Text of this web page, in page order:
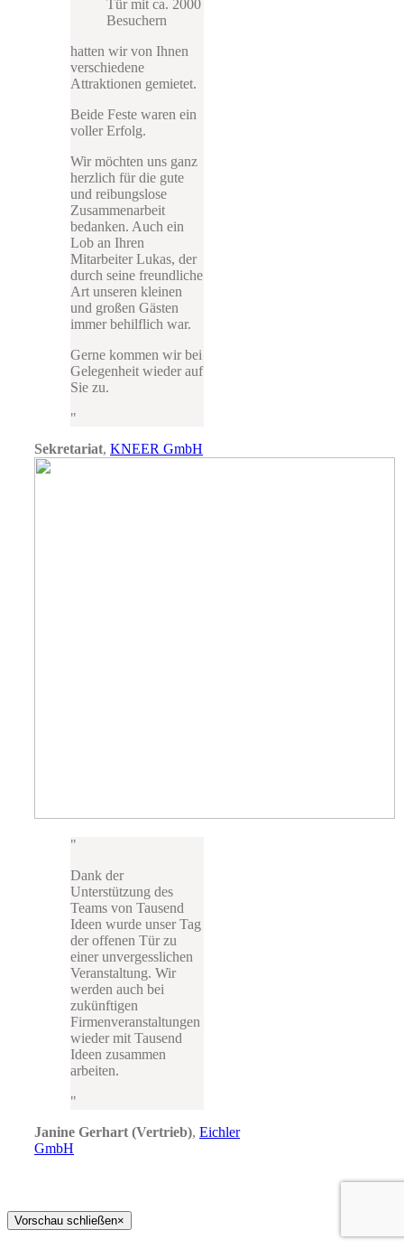
Tür mit ca. 2000
Besuchern
hatten wir von Ihnen
verschiedene
Attraktionen gemietet.
Beide Feste waren ein
voller Erfolg.
Wir möchten uns ganz
herzlich für die gute
und reibungslose
Zusammenarbeit
bedanken. Auch ein
Lob an Ihren
Mitarbeiter Lukas, der
durch seine freundliche
Art unseren kleinen
und großen Gästen
immer behilflich war.
Gerne kommen wir bei
Gelegenheit wieder auf
Sie zu.
Sekretariat, KNEER GmbH
Dank der
Unterstützung des
Teams von Tausend
Ideen wurde unser Tag
der offenen Tür zu
einer unvergesslichen
Veranstaltung. Wir
werden auch bei
zukünftigen
Firmenveranstaltungen
wieder mit Tausend
Ideen zusammen
arbeiten.
Janine Gerhart (Vertrieb), Eichler
GmbH
Vorschau schließen×